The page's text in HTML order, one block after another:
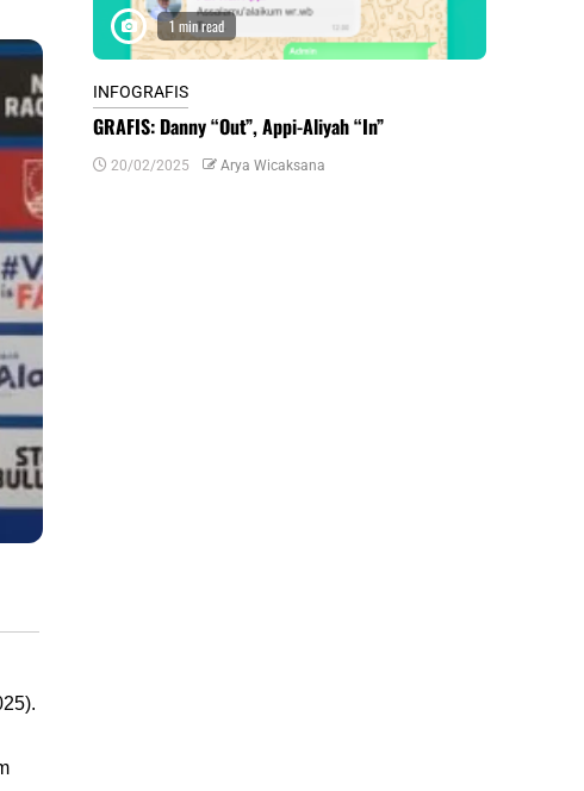
1 min read
INFOGRAFIS
GRAFIS: Danny “Out”, Appi-Aliyah “In”
20/02/2025 Arya Wicaksana